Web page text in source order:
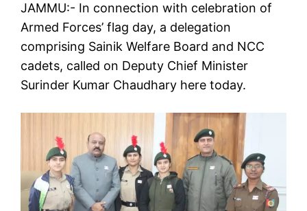
JAMMU:- In connection with celebration of
Armed Forces’ flag day, a delegation
comprising Sainik Welfare Board and NCC
cadets, called on Deputy Chief Minister
Surinder Kumar Chaudhary here today.